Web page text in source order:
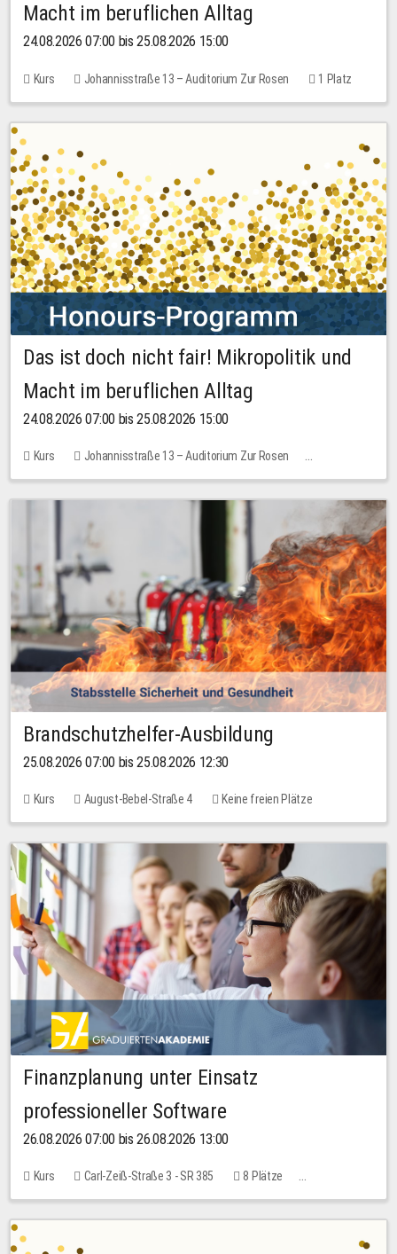
Macht im beruflichen Alltag
24.08.2026 07:00 bis 25.08.2026 15:00
Kurs Johannisstraße 13 – Auditorium Zur Rosen
1 Platz
30,00 EUR
Das ist doch nicht fair! Mikropolitik und
Macht im beruflichen Alltag
24.08.2026 07:00 bis 25.08.2026 15:00
Kurs
Johannisstraße 13 – Auditorium Zur Rosen
Keine freien Plätze
Brandschutzhelfer-Ausbildung
25.08.2026 07:00 bis 25.08.2026 12:30
Kurs August-Bebel-Straße 4 Keine freien Plätze
Finanzplanung unter Einsatz
professioneller Software
26.08.2026 07:00 bis 26.08.2026 13:00
Kurs Carl-Zeiß-Straße 3 - SR 385
8 Plätze
20,00 EUR